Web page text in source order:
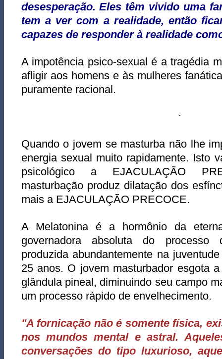
desesperação.Eles têm vivido uma
tem a ver com a realidade, então
capazes de responder à realidade
A impotência psico-sexual é a tragédia
afligir aos homens e às mulheres
puramente racional.
Quando o jovem se masturba não lhe
energia sexual muito rapidamente. Isto
psicológico a EJACULAÇÃO
masturbação produz dilatação dos
mais a EJACULAÇÃO PRECOCE.
A Melatonina é a hormônio da
governadora absoluta do processo
produzida abundantemente na
25 anos. O jovem masturbador esgota
glândula pineal, diminuindo seu campo
um processo rápido de envelhecimento.
"A fornicação não é somente física,
nos mundos mental e astral.
conversações do tipo luxurioso,